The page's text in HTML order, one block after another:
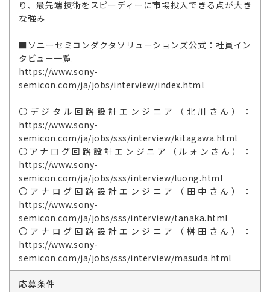
り、最先端技術をスピーディーに市場投入できる点が大き
な強み
■ソニーセミコンダクタソリューションズ公式：社員イン
タビュー一覧
https://www.sony-
semicon.com/ja/jobs/interview/index.html
〇デジタル回路設計エンジニア（北川さん）：
https://www.sony-
semicon.com/ja/jobs/sss/interview/kitagawa.html
〇アナログ回路設計エンジニア（ルォンさん）：
https://www.sony-
semicon.com/ja/jobs/sss/interview/luong.html
〇アナログ回路設計エンジニア（田中さん）：
https://www.sony-
semicon.com/ja/jobs/sss/interview/tanaka.html
〇アナログ回路設計エンジニア（桝田さん）：
https://www.sony-
semicon.com/ja/jobs/sss/interview/masuda.html
応募条件